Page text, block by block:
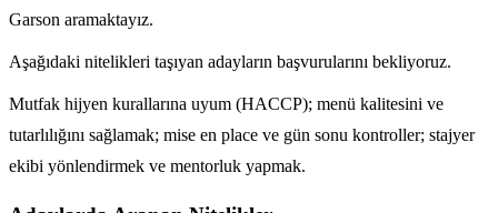
Garson aramaktayız.
Aşağıdaki nitelikleri taşıyan adayların başvurularını bekliyoruz.
Mutfak hijyen kurallarına uyum (HACCP); menü kalitesini ve
tutarlılığını sağlamak; mise en place ve gün sonu kontroller; stajyer
ekibi yönlendirmek ve mentorluk yapmak.